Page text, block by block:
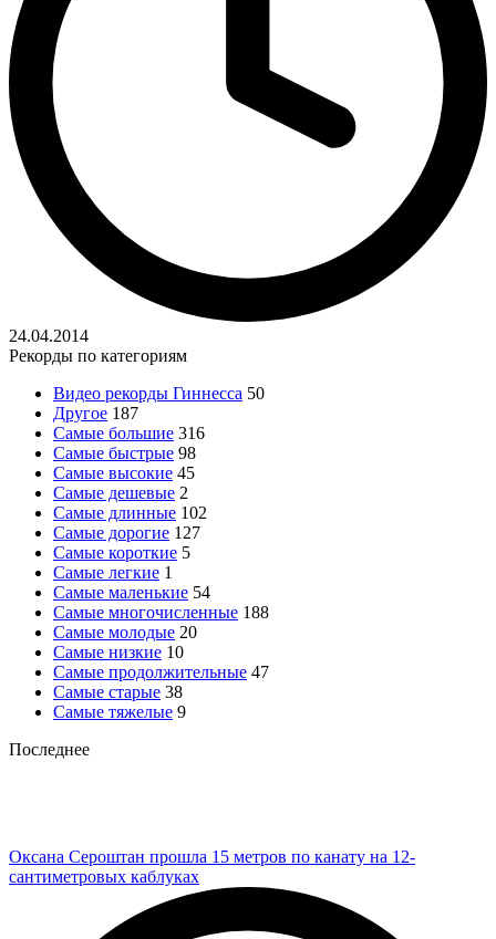
24.04.2014
Рекорды по категориям
Видео рекорды Гиннесса 50
Другое 187
Самые большие 316
Самые быстрые 98
Самые высокие 45
Самые дешевые 2
Самые длинные 102
Самые дорогие 127
Самые короткие 5
Самые легкие 1
Самые маленькие 54
Самые многочисленные 188
Самые молодые 20
Самые низкие 10
Самые продолжительные 47
Самые старые 38
Самые тяжелые 9
Последнее
Оксана Сероштан прошла 15 метров по канату на 12-
сантиметровых каблуках